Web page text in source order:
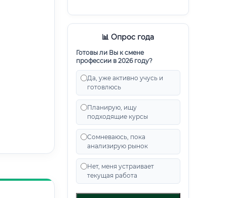
📊 Опрос года
Готовы ли Вы к смене
профессии в 2026 году?
Да, уже активно учусь и
готовлюсь
Планирую, ищу
подходящие курсы
Сомневаюсь, пока
анализирую рынок
Нет, меня устраивает
текущая работа